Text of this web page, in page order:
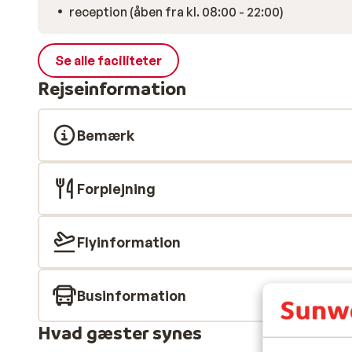
reception (åben fra kl. 08:00 - 22:00)
Se alle faciliteter
Rejseinformation
Bemærk
Forplejning
Flyinformation
Businformation
Hvad gæster synes